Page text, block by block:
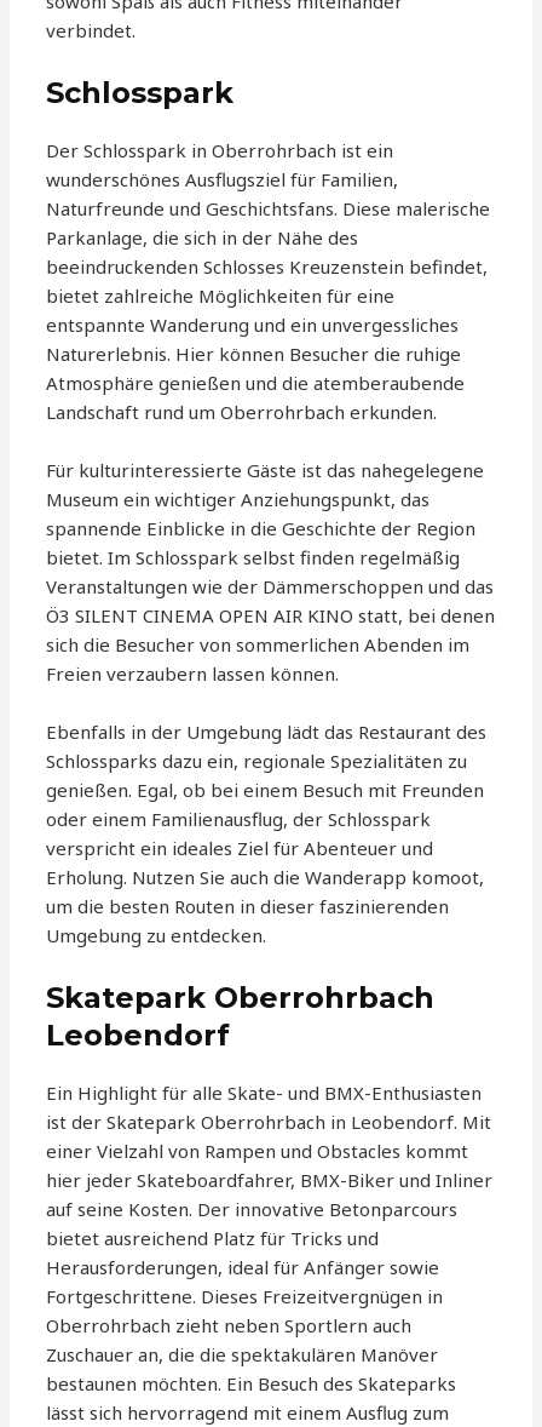
verbindet.
Schlosspark
Der Schlosspark in Oberrohrbach ist ein
wunderschönes Ausflugsziel für Familien,
Naturfreunde und Geschichtsfans. Diese malerische
Parkanlage, die sich in der Nähe des
beeindruckenden Schlosses Kreuzenstein befindet,
bietet zahlreiche Möglichkeiten für eine
entspannte Wanderung und ein unvergessliches
Naturerlebnis. Hier können Besucher die ruhige
Atmosphäre genießen und die atemberaubende
Landschaft rund um Oberrohrbach erkunden.
Für kulturinteressierte Gäste ist das nahegelegene
Museum ein wichtiger Anziehungspunkt, das
spannende Einblicke in die Geschichte der Region
bietet. Im Schlosspark selbst finden regelmäßig
Veranstaltungen wie der Dämmerschoppen und das
Ö3 SILENT CINEMA OPEN AIR KINO statt, bei denen
sich die Besucher von sommerlichen Abenden im
Freien verzaubern lassen können.
Ebenfalls in der Umgebung lädt das Restaurant des
Schlossparks dazu ein, regionale Spezialitäten zu
genießen. Egal, ob bei einem Besuch mit Freunden
oder einem Familienausflug, der Schlosspark
verspricht ein ideales Ziel für Abenteuer und
Erholung. Nutzen Sie auch die Wanderapp komoot,
um die besten Routen in dieser faszinierenden
Umgebung zu entdecken.
Skatepark Oberrohrbach
Leobendorf
Ein Highlight für alle Skate- und BMX-Enthusiasten
ist der Skatepark Oberrohrbach in Leobendorf. Mit
einer Vielzahl von Rampen und Obstacles kommt
hier jeder Skateboardfahrer, BMX-Biker und Inliner
auf seine Kosten. Der innovative Betonparcours
bietet ausreichend Platz für Tricks und
Herausforderungen, ideal für Anfänger sowie
Fortgeschrittene. Dieses Freizeitvergnügen in
Oberrohrbach zieht neben Sportlern auch
Zuschauer an, die die spektakulären Manöver
bestaunen möchten. Ein Besuch des Skateparks
lässt sich hervorragend mit einem Ausflug zum